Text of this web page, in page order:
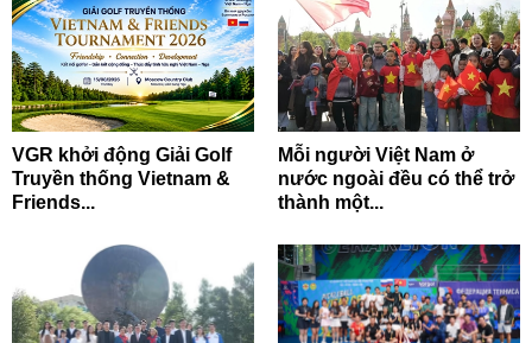
VGR khởi động Giải Golf
Truyền thống Vietnam &
Friends...
Mỗi người Việt Nam ở
nước ngoài đều có thể trở
thành một...